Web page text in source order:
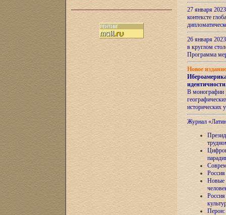
27 января
контексте
26 января
в круглом
Программа
Новое
идентичности
В монографии
исторических
Журнал
Новые
Перон: